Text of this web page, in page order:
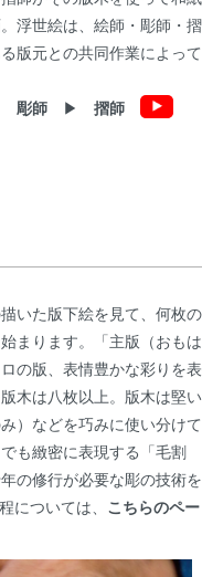
浮世絵は、絵師・彫師・摺
版元との共同作業によって
彫師 ▶ 摺師
いた版下絵を見て、何枚の
まります。「主版（おもは
の版、表情豊かな彩りを表
木は八枚以上。版木は堅い
）などを巧みに使い分けて
も緻密に表現する「毛割
の修行が必要な彫の技術を
ついては、 こちらのペー